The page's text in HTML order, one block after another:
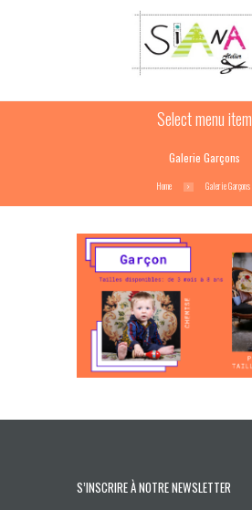
Select menu item
Galerie Garçons
Home Galerie Garçons
S’INSCRIRE À NOTRE NEWSLETTER